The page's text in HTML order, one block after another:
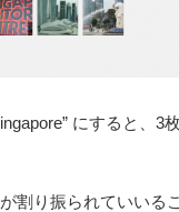
にすると、3
割り振られていいる